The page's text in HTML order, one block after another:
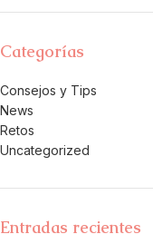
Categorías
Consejos y Tips
News
Retos
Uncategorized
Entradas recientes